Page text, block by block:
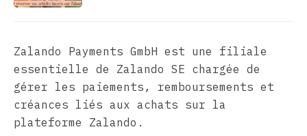
Zalando Payments GmbH est une filiale
essentielle de Zalando SE chargée de
gérer les paiements, remboursements et
créances liés aux achats sur la
plateforme Zalando.